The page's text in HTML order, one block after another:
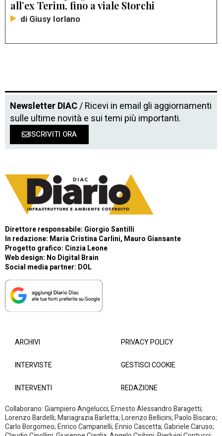
all’ex Terim, fino a viale Storchi
di Giusy Iorlano
Newsletter DIAC/ Ricevi in email gli aggiornamenti
sulle ultime novità e sui temi più importanti.
ISCRIVITI ORA
Direttore responsabile: Giorgio Santilli
In redazione: Maria Cristina Carlini, Mauro Giansante
Progetto grafico: Cinzia Leone
Web design: No Digital Brain
Social media partner: DOL
ARCHIVI
INTERVISTE
INTERVENTI
PRIVACY POLICY
GESTISCI COOKIE
REDAZIONE
Collaborano: Giampiero Angelucci; Ernesto Alessandro Baragetti;
Lorenzo Bardelli; Mariagrazia Barletta; Lorenzo Bellicini; Paolo Biscaro;
Carlo Borgomeo; Enrico Campanelli; Ennio Cascetta; Gabriele Caruso;